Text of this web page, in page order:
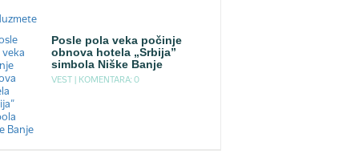
Posle pola veka počinje
obnova hotela „Srbija”
simbola Niške Banje
VEST | KOMENTARA: 0